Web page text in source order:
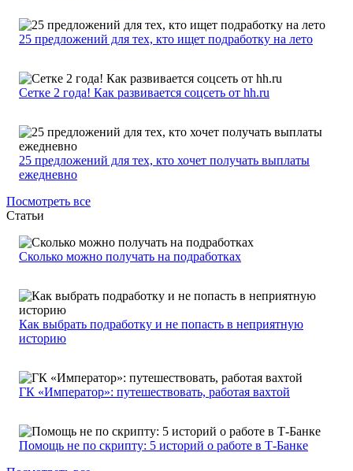
25 предложений для тех, кто ищет подработку на лето
Сетке 2 года! Как развивается соцсеть от hh.ru
25 предложений для тех, кто хочет получать выплаты
ежедневно
Посмотреть все
Статьи
Сколько можно получать на подработках
Как выбрать подработку и не попасть в неприятную
историю
ГК «Император»: путешествовать, работая вахтой
Помощь не по скрипту: 5 историй о работе в Т-Банке